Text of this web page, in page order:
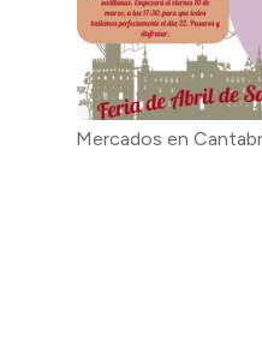
Mercados en